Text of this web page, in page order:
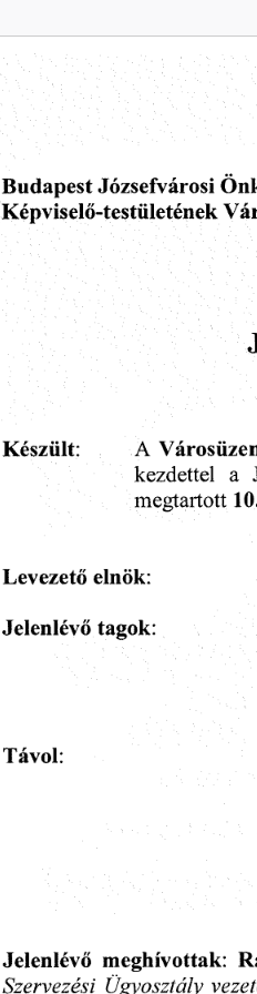
Budapest Józsefvárosi
Képviselő-testületének
Készült: A
kezdettel
a
megtartott
Levezető elnök:
Jelenlévő tagok:
Távol:
Jelenlévő meghívottak:
Szervezési Ügyosztály